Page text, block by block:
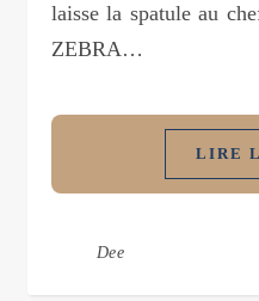
laisse la spatule au
ZEBRA…
LIRE
Dee